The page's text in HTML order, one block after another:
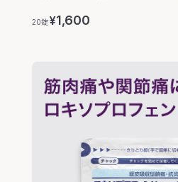
20錠¥1,600